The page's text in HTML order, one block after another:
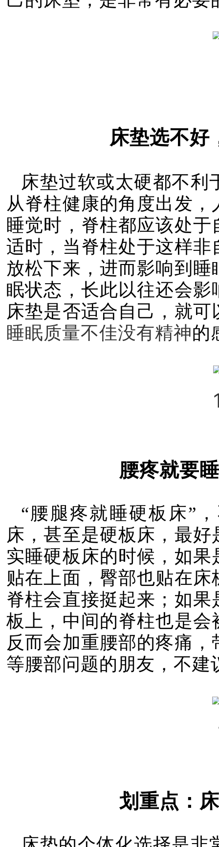
床垫选不好
床垫过软或太硬都不利
从脊柱健康的角度出发
睡觉时，脊柱都应该处
适时，当脊柱处于这样
放松下来，进而影响到
眠状态，长此以往还会影
床垫是否适合自己，就
睡眠质量不佳没有精神的
腰疼就要
“腰腿疼就睡硬板床”
床，甚至是硬板床，最
实睡硬板床的时候，如
贴在上面，臀部也贴在
脊柱会直接挺起来；如
板上，中间的脊柱也是
反而会加重腰部的疼痛
等腰部问题的朋友，不
划重点：